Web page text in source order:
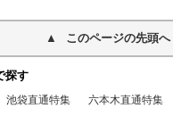
このページの先頭へ
探す
池袋直通特集 六本木直通特集